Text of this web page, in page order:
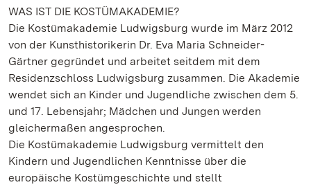
WAS IST DIE KOSTÜMAKADEMIE?
Die Kostümakademie Ludwigsburg wurde im März 2012
von der Kunsthistorikerin Dr. Eva Maria Schneider-
Gärtner gegründet und arbeitet seitdem mit dem
Residenzschloss Ludwigsburg zusammen. Die Akademie
wendet sich an Kinder und Jugendliche zwischen dem 5.
und 17. Lebensjahr; Mädchen und Jungen werden
gleichermaßen angesprochen.
Die Kostümakademie Ludwigsburg vermittelt den
Kindern und Jugendlichen Kenntnisse über die
europäische Kostümgeschichte und stellt